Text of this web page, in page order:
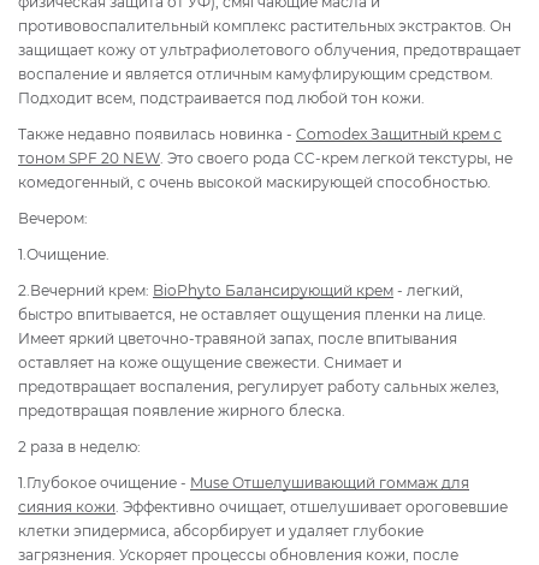
противовоспалительный комплекс растительных экстрактов. Он
защищает кожу от ультрафиолетового облучения, предотвращает
воспаление и является отличным камуфлирующим средством.
Подходит всем, подстраивается под любой тон кожи.
Также недавно появилась новинка - Comodex Защитный крем с
тоном SPF 20 NEW . Это своего рода СС-крем легкой текстуры, не
комедогенный, с очень высокой маскирующей способностью.
Вечером:
1.Очищение.
2.Вечерний крем: BioPhyto Балансирующий крем - легкий,
быстро впитывается, не оставляет ощущения пленки на лице.
Имеет яркий цветочно-травяной запах, после впитывания
оставляет на коже ощущение свежести. Снимает и
предотвращает воспаления, регулирует работу сальных желез,
предотвращая появление жирного блеска.
2 раза в неделю:
1.Глубокое очищение - Muse Отшелушивающий гоммаж для
сияния кожи . Эффективно очищает, отшелушивает ороговевшие
клетки эпидермиса, абсорбирует и удаляет глубокие
загрязнения. Ускоряет процессы обновления кожи, после